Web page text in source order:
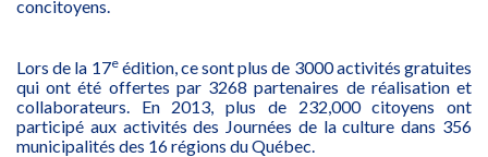
concitoyens.
Lors de la 17eédition, ce sont plus de 3000 activités gratuites
qui ont été offertes par 3268 partenaires de réalisation et
collaborateurs. En 2013, plus de 232,000 citoyens ont
participé aux activités des Journées de la culture dans 356
municipalités des 16 régions du Québec.